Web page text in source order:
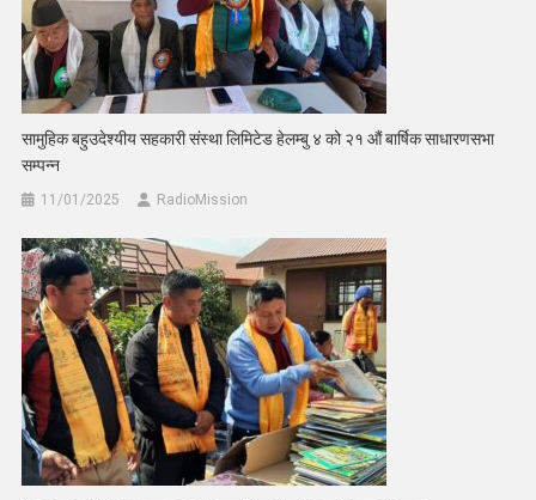
सामुहिक बहुउदेश्यीय सहकारी संस्था लिमिटेड हेलम्बु ४ को २१ औं बार्षिक साधारणसभा
सम्पन्न
11/01/2025 RadioMission